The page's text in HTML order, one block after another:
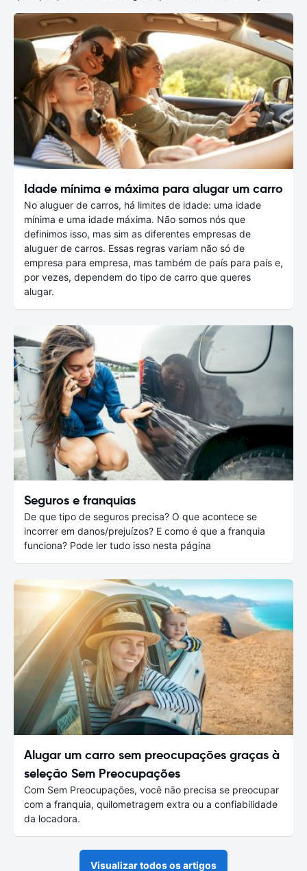
Idade mínima e máxima para alugar um carro
No aluguer de carros, há limites de idade: uma idade
mínima e uma idade máxima. Não somos nós que
definimos isso, mas sim as diferentes empresas de
aluguer de carros. Essas regras variam não só de
empresa para empresa, mas também de país para país e,
por vezes, dependem do tipo de carro que queres
alugar.
Seguros e franquias
De que tipo de seguros precisa? O que acontece se
incorrer em danos/prejuízos? E como é que a franquia
funciona? Pode ler tudo isso nesta página
Alugar um carro sem preocupações graças à
seleção Sem Preocupações
Com Sem Preocupações, você não precisa se preocupar
com a franquia, quilometragem extra ou a confiabilidade
da locadora.
Visualizar todos os artigos